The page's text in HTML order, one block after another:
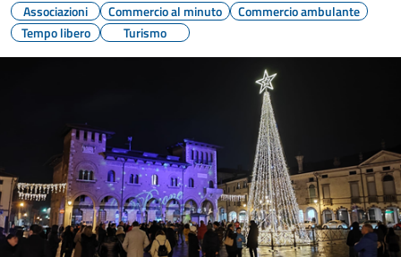
Associazioni Commercio al minuto
Commercio ambulante
Tempo libero
Turismo